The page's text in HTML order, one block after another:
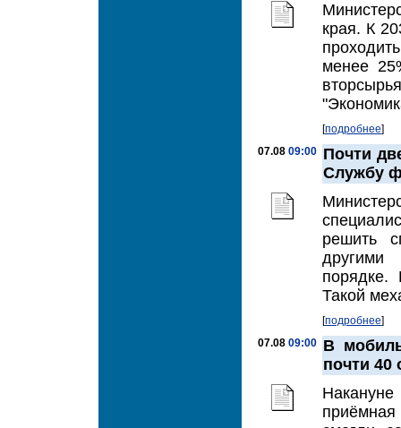
края. К
менее
[подробнее]
07.08 09:00 Почти
Службу
решить
другими
порядке.
Такой
[подробнее]
07.08 09:00 В
почти 40
приёмная